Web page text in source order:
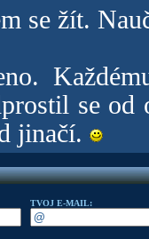
se žít.
se od
jinačí.
TVOJ E-MAIL: